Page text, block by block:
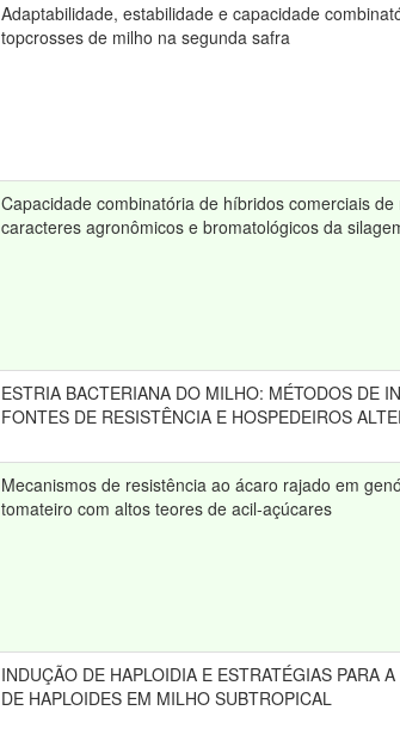
Adaptabilidade, estabilidade e capacidade
topcrosses de milho na segunda safra
Capacidade combinatória de híbridos comerciais de
caracteres agronômicos e bromatológicos da
ESTRIA BACTERIANA DO MILHO: MÉTODOS DE
FONTES DE RESISTÊNCIA E HOSPEDEIROS
Mecanismos de resistência ao ácaro rajado em
tomateiro com altos teores de acil-açúcares
INDUÇÃO DE HAPLOIDIA E ESTRATÉGIAS PARA
DE HAPLOIDES EM MILHO SUBTROPICAL